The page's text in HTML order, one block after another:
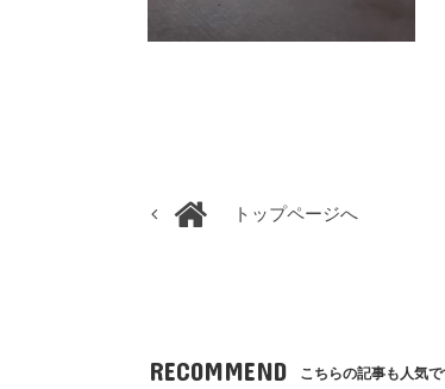
トップページへ
RECOMMEND こちらの記事も人気で